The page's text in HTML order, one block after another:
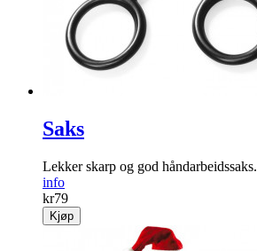
Saks
Lekker skarp og god håndarbeidssaks.
info
kr79
Kjøp